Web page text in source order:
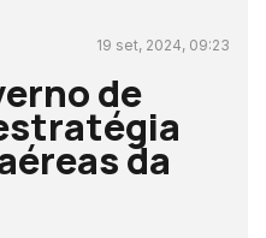
19 set, 2024, 09:23
de
da